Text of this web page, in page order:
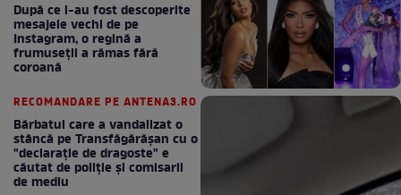
După ce i-au fost descoperite
mesajele vechi de pe
Instagram, o regină a
frumuseții a rămas fără
coroană
RECOMANDARE PE ANTENA3.RO
Bărbatul care a vandalizat o
stâncă pe Transfăgărășan cu o
"declaraţie de dragoste" e
căutat de poliție și comisarii
de mediu